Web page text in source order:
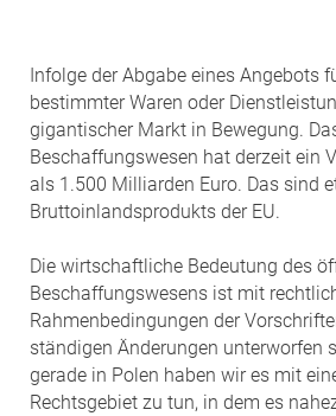
Infolge der Abgabe eines Angebots
bestimmter Waren oder
gigantischer Markt in Bewegung.
Beschaffungswesen hat derzeit ein
als 1.500 Milliarden Euro. Das sind
Bruttoinlandsprodukts der EU.
Die wirtschaftliche Bedeutung des
Beschaffungswesens ist mit
Rahmenbedingungen der
ständigen Änderungen unterworfen
gerade in Polen haben wir es mit
Rechtsgebiet zu tun, in dem es